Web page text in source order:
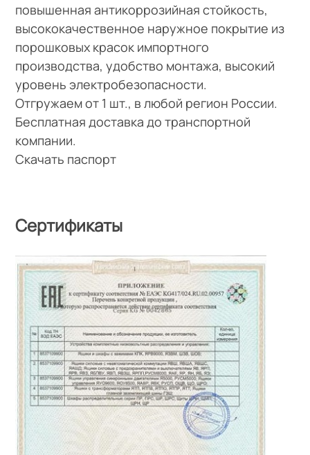
повышенная антикоррозийная стойкость,
высококачественное наружное покрытие из
порошковых красок импортного
производства, удобство монтажа, высокий
уровень электробезопасности.
Отгружаем от 1 шт., в любой регион России.
Бесплатная доставка до транспортной
компании.
Скачать паспорт
Сертификаты